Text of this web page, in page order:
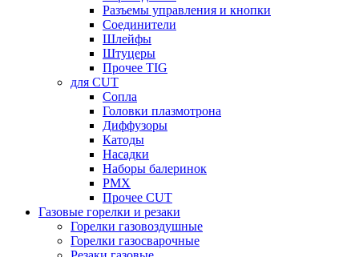
Разъемы управления и кнопки
Соединители
Шлейфы
Штуцеры
Прочее TIG
для CUT
Сопла
Головки плазмотрона
Диффузоры
Катоды
Насадки
Наборы балеринок
PMX
Прочее CUT
Газовые горелки и резаки
Горелки газовоздушные
Горелки газосварочные